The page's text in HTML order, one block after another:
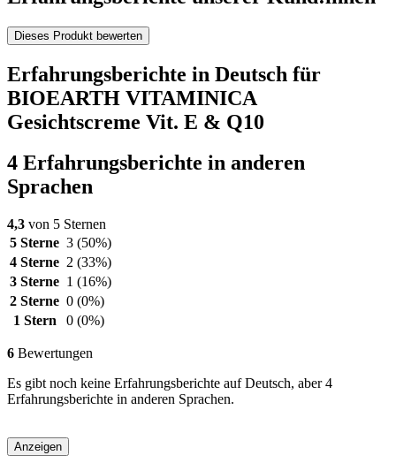
Dieses Produkt bewerten
Erfahrungsberichte in Deutsch für
BIOEARTH VITAMINICA
Gesichtscreme Vit. E & Q10
4 Erfahrungsberichte in anderen
Sprachen
4,3 von 5 Sternen
5 Sterne 3 (50%)
4 Sterne 2 (33%)
3 Sterne 1 (16%)
2 Sterne 0 (0%)
1 Stern
0 (0%)
6 Bewertungen
Es gibt noch keine Erfahrungsberichte auf Deutsch, aber 4
Erfahrungsberichte in anderen Sprachen.
Anzeigen